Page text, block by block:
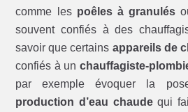
comme les poêles à granulés
souvent confiés à des
savoir que certains appareils de
confiés à un chauffagiste-
par exemple évoquer la
production d’eau chaudequi